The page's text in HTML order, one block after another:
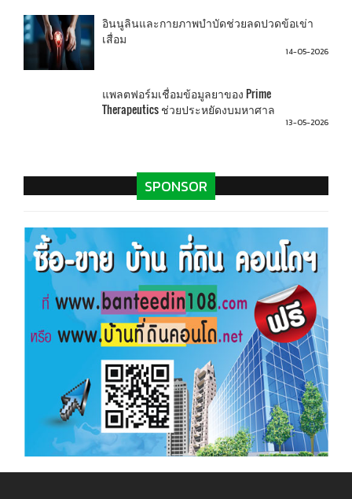
อินนูลินและกายภาพบำบัดช่วยลดปวดข้อเข่า
เสื่อม
14-05-2026
แพลตฟอร์มเชื่อมข้อมูลยาของ Prime
Therapeutics ช่วยประหยัดงบมหาศาล
13-05-2026
SPONSOR